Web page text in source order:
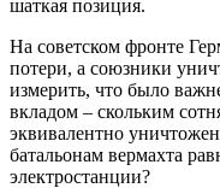
шаткая позиция.
На советском фронте
потери, а союзники
измерить, что было
вкладом – скольким
эквивалентно
батальонам вермахта
электростанции?